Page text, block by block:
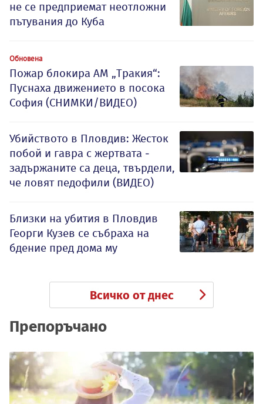
не се предприемат неотложни
пътувания до Куба
Обновена
Пожар блокира АМ „Тракия“:
Пуснаха движението в посока
София (СНИМКИ/ВИДЕО)
Убийството в Пловдив: Жесток
побой и гавра с жертвата -
задържаните са деца, твърдели,
че ловят педофили (ВИДЕО)
Близки на убития в Пловдив
Георги Кузев се събраха на
бдение пред дома му
Всичко от днес
Препоръчано